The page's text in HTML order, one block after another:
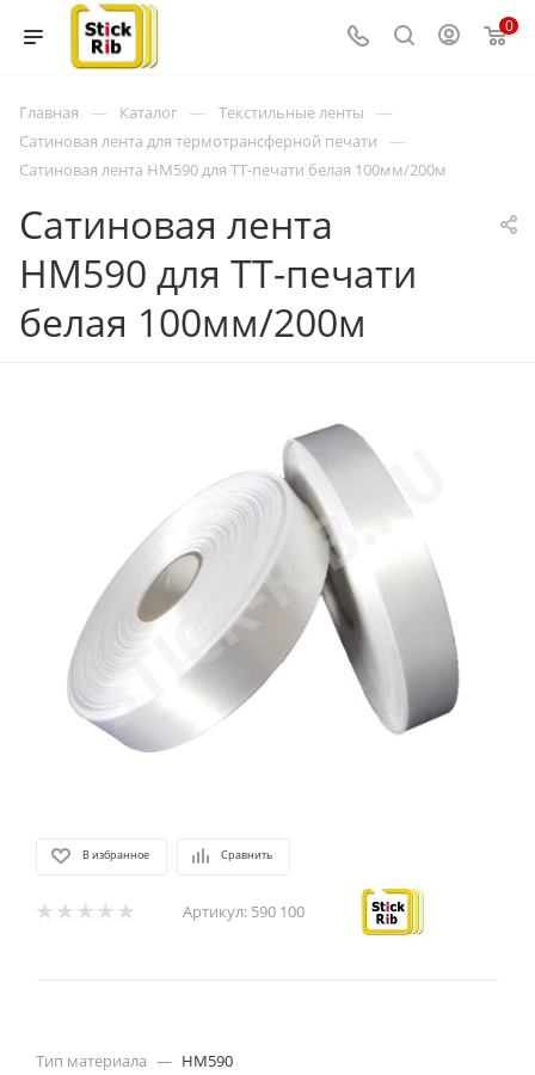
0
Главная — Каталог — Текстильные ленты —
Сатиновая лента для термотрансферной печати —
Сатиновая лента HM590 для ТТ-печати белая 100мм/200м
Сатиновая лента
HM590 для ТТ-печати
белая 100мм/200м
В избранное Сравнить
Артикул: 590 100
Тип материала — HM590